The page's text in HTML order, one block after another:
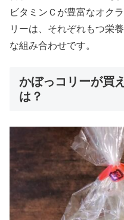
ビタミンＣが豊富なオク
リーは、それぞれもつ栄
な組み合わせです。
かぼっコリーが買
は？